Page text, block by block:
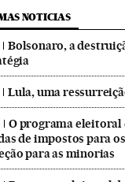
NOTICIAS
Bolsonaro, a
Lula, uma
O programa eleitoral
de impostos para
para as minorias